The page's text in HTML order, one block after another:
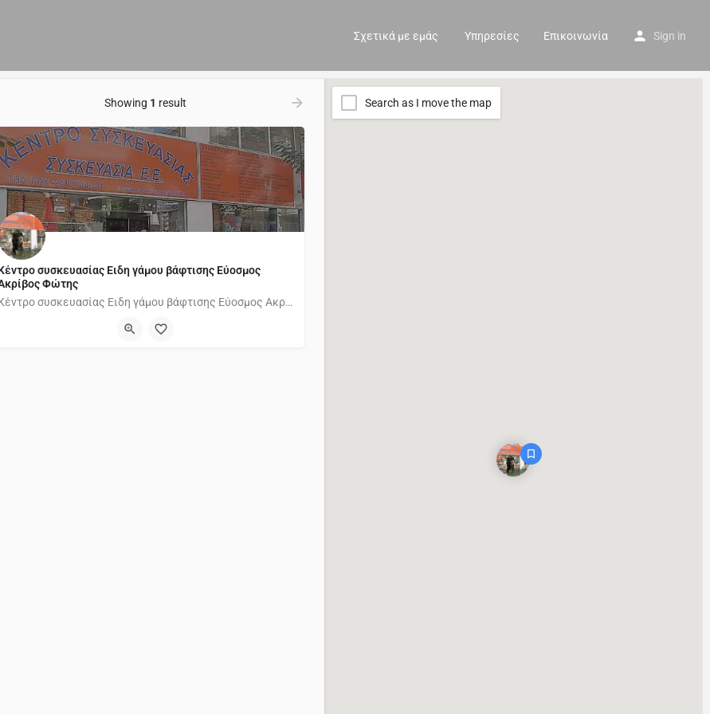
Σχετικά με εμάς Υπηρεσίες Επικοινωνία Sign in
Showing 1 result
συσκευασίας Ειδη γάμου βάφτισης Εύοσμος
Φώτης
Κέντρο συσκευασίας Ειδη γάμου βάφτισης Εύοσμος Ακρίβος Φώτης Θεσσαλονίκη - ΧΑΡΤΙΑ ΠΕΡΙΤΥΛΙΓΜΑΤΟΣ -…
Search as I move the map